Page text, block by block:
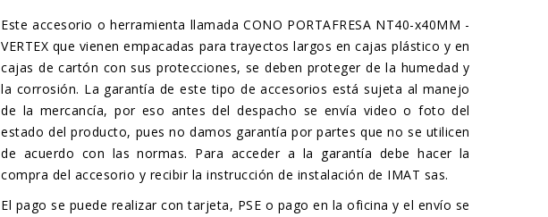
Este accesorio o herramienta llamada CONO PORTAFRESA NT40-x40MM -
VERTEX que vienen empacadas para trayectos largos en cajas plástico y en
cajas de cartón con sus protecciones, se deben proteger de la humedad y
la corrosión. La garantía de este tipo de accesorios está sujeta al manejo
de la mercancía, por eso antes del despacho se envía video o foto del
estado del producto, pues no damos garantía por partes que no se utilicen
de acuerdo con las normas. Para acceder a la garantía debe hacer la
compra del accesorio y recibir la instrucción de instalación de IMAT sas.
El pago se puede realizar con tarjeta, PSE o pago en la oficina y el envío se